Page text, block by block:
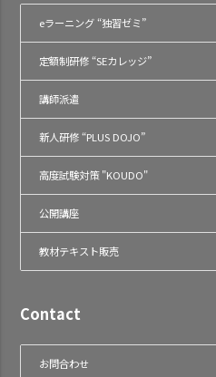
eラーニング “独習ゼミ”
定額制研修 “SEカレッジ”
講師派遣
新人研修 “PLUS DOJO”
高度試験対策 "KOUDO"
公開講座
教材テキスト販売
Contact
お問合わせ